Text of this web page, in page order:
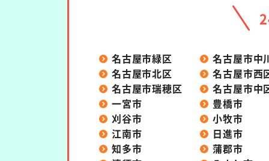
名古屋市緑区
名古屋市中
名古屋市北区
名古屋市西
名古屋市瑞穂区
名古屋市中
一宮市
豊橋市
刈谷市
小牧市
江南市
日進市
知多市
蒲郡市